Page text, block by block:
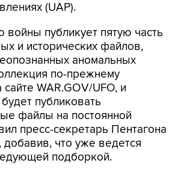
(UAP).
войны публикует пятую часть
и исторических файлов,
аномальных
по-прежнему
WAR.GOV/UFO, и
публиковать
файлы на постоянной
пресс-секретарь Пентагона
что уже ведется
подборкой.